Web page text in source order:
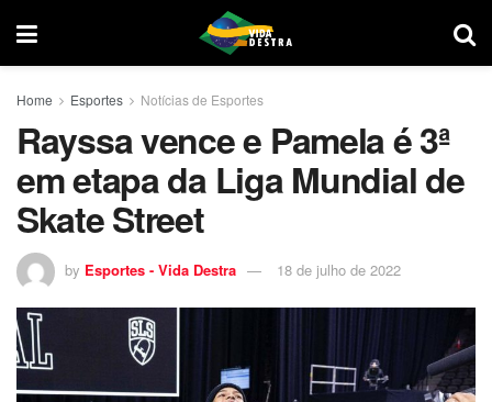
Home Esportes Notícias de Esportes
Rayssa vence e Pamela é 3ª
em etapa da Liga Mundial de
Skate Street
by Esportes - Vida Destra 18 de julho de 2022